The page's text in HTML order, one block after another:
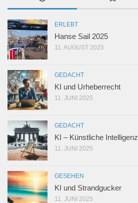
ERLEBT
Hanse Sail 2025
11. AUGUST 2025
GEDACHT
KI und Urheberrecht
11. JUNI 2025
GEDACHT
KI – Künstliche Intelligenz
11. JUNI 2025
GESEHEN
KI und Strandgucker
11. JUNI 2025